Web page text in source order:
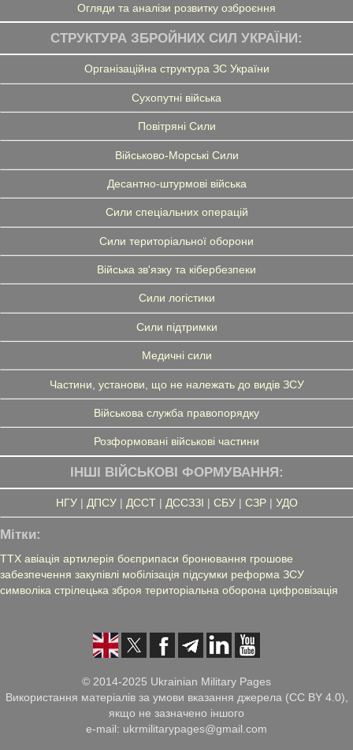
Огляди та аналізи розвитку озброєння
СТРУКТУРА ЗБРОЙНИХ СИЛ УКРАЇНИ:
Організаційна структура ЗС України
Сухопутні війська
Повітряні Сили
Військово-Морські Сили
Десантно-штурмові війська
Сили спеціальних операцій
Сили територіальної оборони
Війська зв'язку та кібербезпеки
Сили логістики
Сили підтримки
Медичні сили
Частини, установи, що не належать до видів ЗСУ
Військова служба правопорядку
Розформовані військові частини
ІНШІ ВІЙСЬКОВІ ФОРМУВАННЯ:
НГУ| ДПСУ| ДССТ| ДССЗЗІ | СБУ| СЗР| УДО
Мітки:
ТТХ авіація артилерія боєприпаси бронювання грошове
забезпечення закупівлі мобілізація підсумки реформа ЗСУ
символіка стрілецька зброя територіальна оборона цифровізація
© 2014-2025 Ukrainian Military Pages
Використання матеріалів за умови вказання джерела (CC BY 4.0),
якщо не зазначено іншого
e-mail: ukrmilitarypages@gmail.com